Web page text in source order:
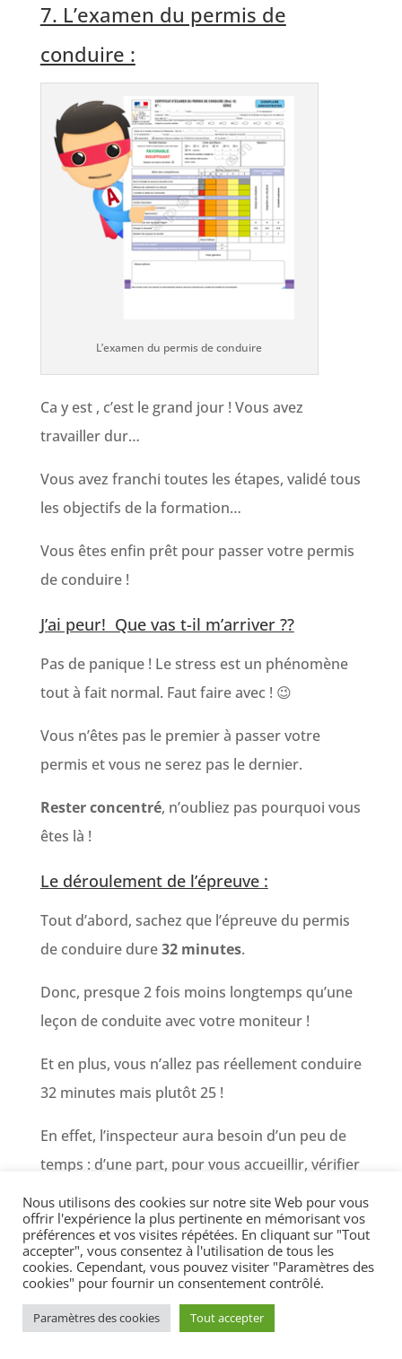
7. L’examen du permis de
conduire :
L’examen du permis de conduire
Ca y est , c’est le grand jour ! Vous avez
travailler dur…
Vous avez franchi toutes les étapes, validé tous
les objectifs de la formation…
Vous êtes enfin prêt pour passer votre permis
de conduire !
J’ai peur! Que vas t-il m’arriver ??
Pas de panique ! Le stress est un phénomène
tout à fait normal. Faut faire avec ! 😉
Vous n’êtes pas le premier à passer votre
permis et vous ne serez pas le dernier.
Rester concentré, n’oubliez pas pourquoi vous
êtes là !
Le déroulement de l’épreuve :
Tout d’abord, sachez que l’épreuve du permis
de conduire dure32 minutes.
Donc, presque 2 fois moins longtemps qu’une
leçon de conduite avec votre moniteur !
Et en plus, vous n’allez pas réellement conduire
32 minutes mais plutôt 25 !
En effet, l’inspecteur aura besoin d’un peu de
temps : d’une part, pour vous accueillir, vérifier
votre identité et votre dossier et d’autre part
pour vous donner les consignes de l’examen et
vous laisser le temps de vous installer.
L’inspecteur vous explique rapidement ce qu’il
attend de vous durant l’épreuve :
Nous utilisons des cookies sur notre site Web pour vous
offrir l'expérience la plus pertinente en mémorisant vos
préférences et vos visites répétées. En cliquant sur "Tout
accepter", vous consentez à l'utilisation de tous les
cookies. Cependant, vous pouvez visiter "Paramètres des
cookies" pour fournir un consentement contrôlé.
Paramètres des cookies Tout accepter